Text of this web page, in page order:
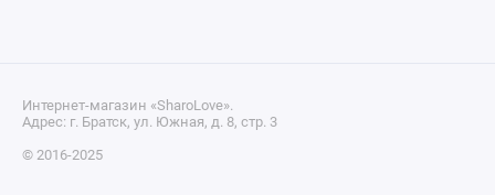
Интернет-магазин «SharoLove».
Адрес: г. Братск, ул. Южная, д. 8, стр. 3
© 2016-2025